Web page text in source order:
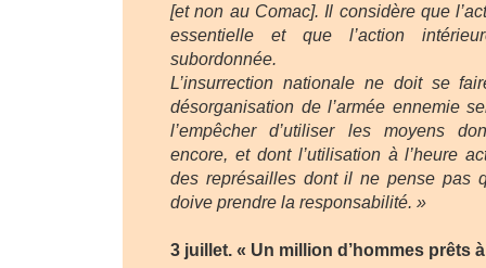
[et non au Comac]. Il considère que
essentielle et que l’action
subordonnée.
L’insurrection nationale ne doit se
désorganisation de l’armée ennemie
l’empêcher d’utiliser les moyens
encore, et dont l’utilisation à l’heure
des représailles dont il ne pense pas
doive prendre la responsabilité. »
3 juillet. « Un million d’hommes prêts